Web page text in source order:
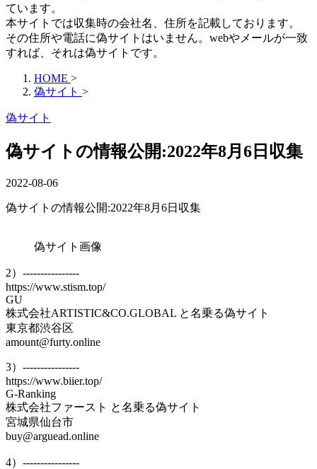
ています。
本サイトでは収集時の会社名、住所を記載しております。
その住所や電話に偽サイトはいません。webやメールが一致
すれば、それは偽サイトです。
HOME >
偽サイト >
偽サイト
偽サイトの情報公開:2022年8月6日収集
2022-08-06
偽サイトの情報公開:2022年8月6日収集
偽サイト画像
2）----------------
https://www.stism.top/
GU
株式会社ARTISTIC&CO.GLOBAL と名乗る偽サイト
東京都渋谷区
amount@furty.online
3）----------------
https://www.biier.top/
G-Ranking
株式会社ファースト と名乗る偽サイト
宮城県仙台市
buy@arguead.online
4）----------------